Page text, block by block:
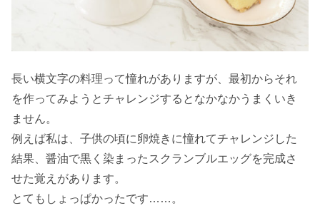
長い横文字の料理って憧れがありますが、最初からそれ
を作ってみようとチャレンジするとなかなかうまくいき
ません。
例えば私は、子供の頃に卵焼きに憧れてチャレンジした
結果、醤油で黒く染まったスクランブルエッグを完成さ
せた覚えがあります。
とてもしょっぱかったです……。